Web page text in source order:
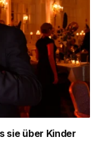
sie über Kinder